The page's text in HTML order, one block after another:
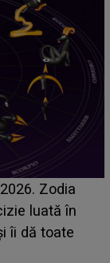
până
Casa Iubirii
mama
pentru